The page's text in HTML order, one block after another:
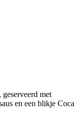
met
en een blikje Coca